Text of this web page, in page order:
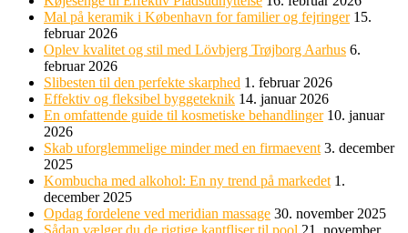
Mal på keramik i København for familier og fejringer 15.
februar 2026
Oplev kvalitet og stil med Lövbjerg Trøjborg Aarhus 6.
februar 2026
Slibesten til den perfekte skarphed 1. februar 2026
Effektiv og fleksibel byggeteknik 14. januar 2026
En omfattende guide til kosmetiske behandlinger 10. januar
2026
Skab uforglemmelige minder med en firmaevent 3. december
2025
Kombucha med alkohol: En ny trend på markedet 1.
december 2025
Opdag fordelene ved meridian massage 30. november 2025
Sådan vælger du de rigtige kantfliser til pool 21. november